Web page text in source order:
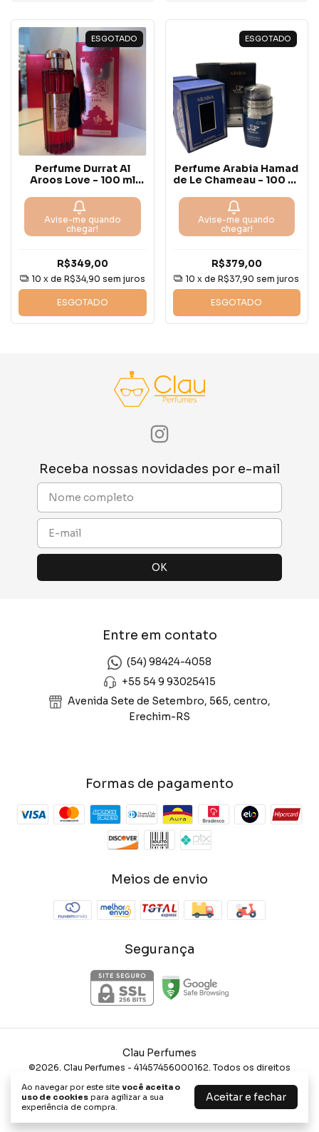
Ao navegar por este site você aceita o
uso de cookies para agilizar a sua
experiência de compra.
Aceitar e fechar
ESGOTADO
Perfume Durrat Al
Aroos Love - 100 ml
Avise-me quando
chegar!
R$349,00
10 x de R$34,90 sem juros
ESGOTADO
ESGOTADO
Perfume Arabia Hamad
de Le Chameau - 100 ml
Avise-me quando
chegar!
R$379,00
10 x deR$37,90 sem juros
ESGOTADO
Receba nossas novidades por e-mail
Entre em contato
(54) 98424-4058
+55 54 9 93025415
Avenida Sete de Setembro, 565, centro,
Erechim-RS
Formas de pagamento
Meios de envio
Segurança
Clau Perfumes
©2026. Clau Perfumes - 41457456000162. Todos os direitos